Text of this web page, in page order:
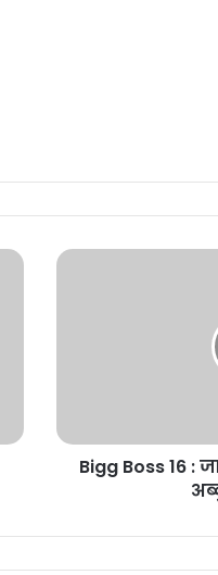
Bigg
बाहर
?
Bigg Boss 16 :